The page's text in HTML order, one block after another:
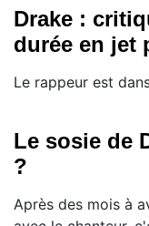
Drake :
durée en jet
Le rappeur est
Le sosie de
?
Après des mois à